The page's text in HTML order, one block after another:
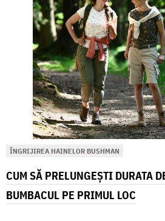
ÎNGRIJIREA HAINELOR BUSHMAN
CUM SĂ PRELUNGEȘTI DURATA
BUMBACUL PE PRIMUL LOC